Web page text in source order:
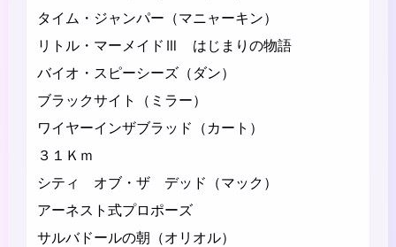
タイム・ジャンパー（マニャーキン）
リトル・マーメイドⅢ はじまりの物語
バイオ・スピーシーズ（ダン）
ブラックサイト（ミラー）
ワイヤーインザブラッド（カート）
３１Ｋｍ
シティ オブ・ザ デッド（マック）
アーネスト式プロポーズ
サルバドールの朝（オリオル）